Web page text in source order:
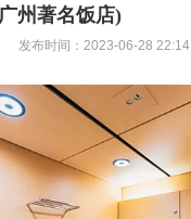
州著名饭店)
发布时间：2023-06-28 22:14